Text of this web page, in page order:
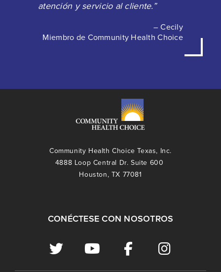
atención y servicio al cliente.”
– Cecily
Miembro de Community Health Choice
Community Health Choice Texas, Inc.
4888 Loop Central Dr. Suite 600
Houston, TX 77081
CONÉCTESE CON NOSOTROS